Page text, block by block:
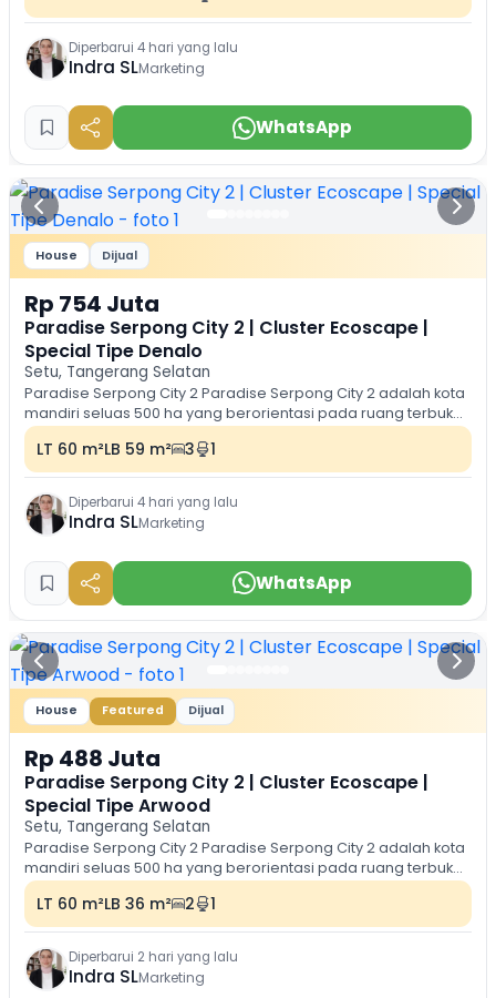
Diperbarui 4 hari yang lalu
Indra SLMarketing
WhatsApp
House Dijual
Rp 754 Juta
Paradise Serpong City 2 | Cluster Ecoscape |
Special Tipe Denalo
Setu, Tangerang Selatan
Paradise Serpong City 2 Paradise Serpong City 2 adalah kota
mandiri seluas 500 ha yang berorientasi pada ruang terbuka,
ramah lingkungan dan lengkap...
LT 60 m²LB 59 m² 3 1
Diperbarui 4 hari yang lalu
Indra SLMarketing
WhatsApp
House Featured Dijual
Rp 488 Juta
Paradise Serpong City 2 | Cluster Ecoscape |
Special Tipe Arwood
Setu, Tangerang Selatan
Paradise Serpong City 2 Paradise Serpong City 2 adalah kota
mandiri seluas 500 ha yang berorientasi pada ruang terbuka,
ramah lingkungan dan lengkap...
LT 60 m²LB 36 m² 2 1
Diperbarui 2 hari yang lalu
Indra SLMarketing